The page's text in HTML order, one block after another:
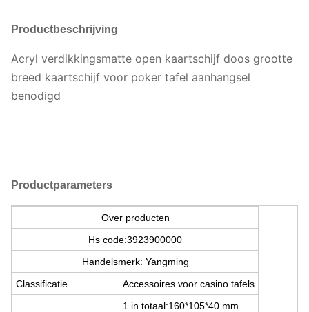
Productbeschrijving
Acryl verdikkingsmatte open kaartschijf doos grootte
breed kaartschijf voor poker tafel aanhangsel
benodigd
Productparameters
Over producten
Hs code:3923900000
Handelsmerk: Yangming
Classificatie
Accessoires voor casino tafels
1.in totaal:160*105*40 mm